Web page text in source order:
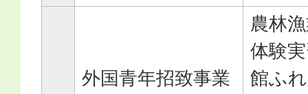
外国青年招致事業
農林
体験
館ふ